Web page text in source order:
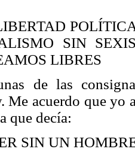
SIN
LIBRES
de las
Me acuerdo que yo
que decía:
SIN UN